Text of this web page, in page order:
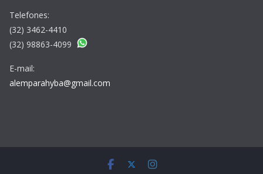
Telefones:
(32) 3462-4410
(32) 98863-4099
E-mail:
alemparahyba@gmail.com